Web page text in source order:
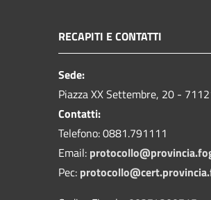
RECAPITI E CONTATTI
Sede:
Piazza XX Settembre, 20 -
Contatti:
Telefono: 0881.791111
Email:
Pec: